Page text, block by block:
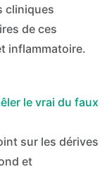
cliniques
de ces
inflammatoire.
le vrai du faux
sur les dérives
et